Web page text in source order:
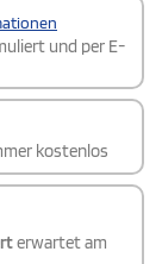
und per E-
kostenlos
erwartet am